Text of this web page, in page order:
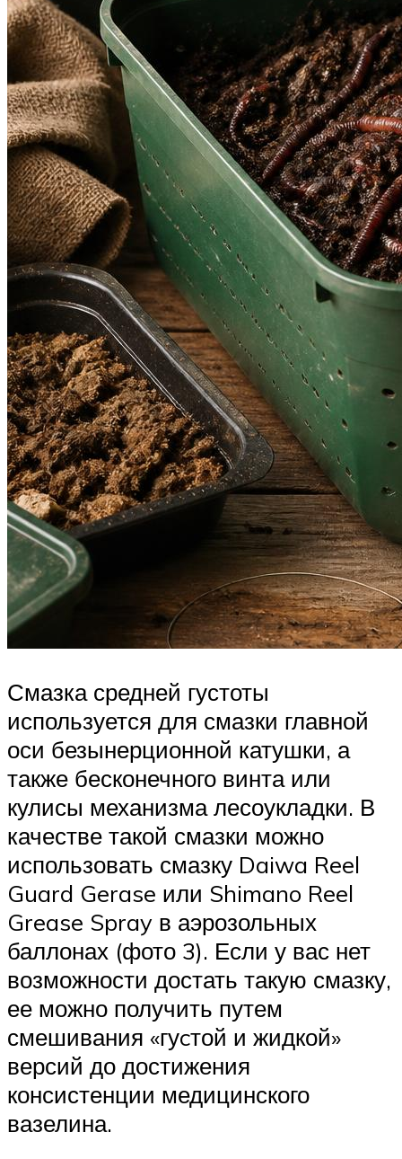
Смазка средней густоты
используется для смазки главной
оси безынерционной катушки, а
также бесконечного винта или
кулисы механизма лесоукладки. В
качестве такой смазки можно
использовать смазку Daiwa Reel
Guard Gerase или Shimano Reel
Grease Spray в аэрозольных
баллонах (фото 3). Если у вас нет
возможности достать такую смазку,
ее можно получить путем
смешивания «гуcтой и жидкой»
версий до достижения
консистенции медицинского
вазелина.